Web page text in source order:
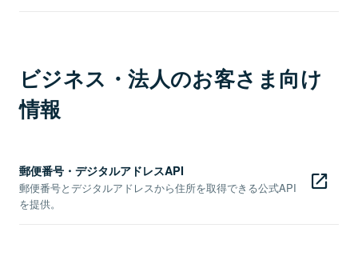
ビジネス・法人のお客さま向け
情報
郵便番号・デジタルアドレスAPI
郵便番号とデジタルアドレスから住所を取得できる公式API
を提供。